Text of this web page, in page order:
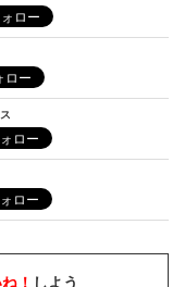
！ しよう